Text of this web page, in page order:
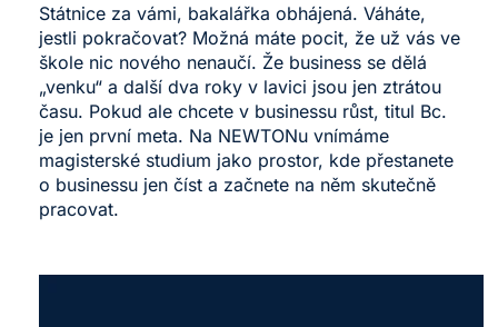
Státnice za vámi, bakalářka obhájená. Váháte,
jestli pokračovat? Možná máte pocit, že už vás ve
škole nic nového nenaučí. Že business se dělá
„venku“ a další dva roky v lavici jsou jen ztrátou
času. Pokud ale chcete v businessu růst, titul Bc.
je jen první meta. Na NEWTONu vnímáme
magisterské studium jako prostor, kde přestanete
o businessu jen číst a začnete na něm skutečně
pracovat.